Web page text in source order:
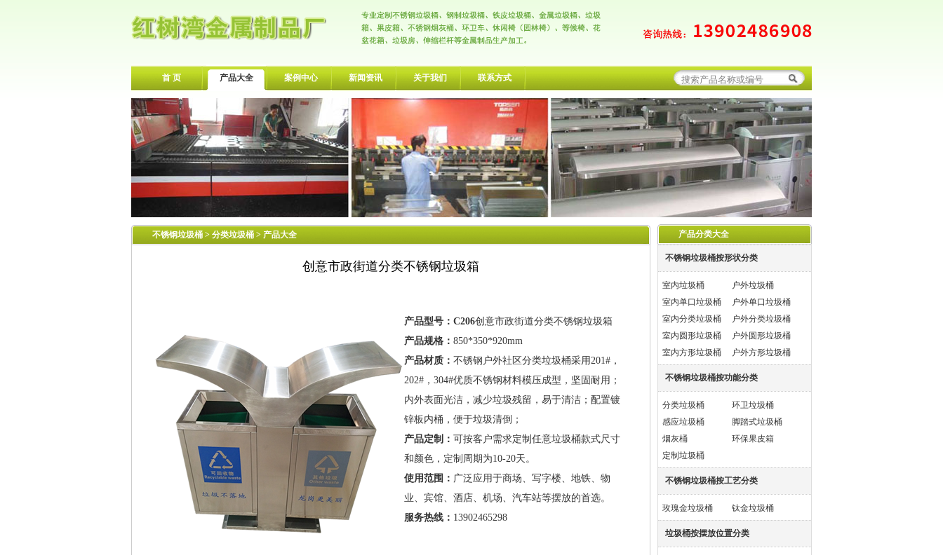
首 页 产品大全 案例中心 新闻资讯 关于我们 联系方式
不锈钢垃圾桶 > 分类垃圾桶 > 产品大全
创意市政街道分类不锈钢垃圾箱
产品型号：C206创意市政街道分类不锈钢垃圾箱
产品规格： 850*350*920mm
产品材质： 不锈钢户外社区分类垃圾桶采用201#，
202#，304#优质不锈钢材料模压成型，坚固耐用；
内外表面光洁，减少垃圾残留，易于清洁；配置镀
锌板内桶，便于垃圾清倒；
产品定制： 可按客户需求定制任意垃圾桶款式尺寸
和颜色，定制周期为10-20天。
使用范围： 广泛应用于商场、写字楼、地铁、物
业、宾馆、酒店、机场、汽车站等摆放的首选。
服务热线： 13902465298
产品分类大全
不锈钢垃圾桶按形状分类
室内垃圾桶
户外垃圾桶
室内单口垃圾桶
户外单口垃圾桶
室内分类垃圾桶
户外分类垃圾桶
室内圆形垃圾桶
户外圆形垃圾桶
室内方形垃圾桶
户外方形垃圾桶
不锈钢垃圾桶按功能分类
分类垃圾桶
环卫垃圾桶
感应垃圾桶
脚踏式垃圾桶
烟灰桶
环保果皮箱
定制垃圾桶
不锈钢垃圾桶按工艺分类
玫瑰金垃圾桶 钛金垃圾桶
垃圾桶按摆放位置分类